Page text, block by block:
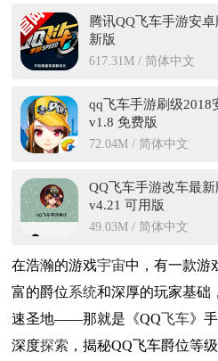
腾讯QQ飞车手游安
新版
617.31M / 简体中文
qq飞车手游刷级2018
v1.8 免费版
72.04M / 简体中文
QQ飞车手游改车最
v4.21 可用版
49.03M / 简体中文
在浩瀚的游戏宇宙中，有一款游
富的爵位系统和深厚的玩家基础
速圣地——那就是《QQ飞车》
深度探索 ，揭秘QQ飞车爵位等